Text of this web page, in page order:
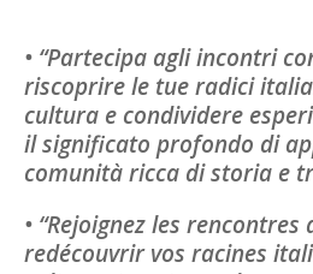
• “Partecipa agli incontri
riscoprire le tue radici
cultura e condividere
il significato profondo di
comunità ricca di storia e
• “Rejoignez les rencontres
redécouvrir vos racines